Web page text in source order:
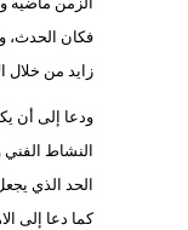
فكان الحدث،
زايد من خلال
ودعا إلى أن
النشاط
الحد الذي
كما دعا إلى